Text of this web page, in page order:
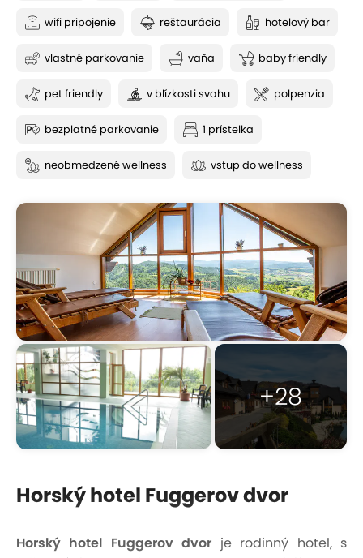
wifi pripojenie reštaurácia hotelový bar
vlastné parkovanie vaňa baby friendly
pet friendly v blízkosti svahu polpenzia
bezplatné parkovanie 1 prístelka
neobmedzené wellness vstup do wellness
+28
Horský hotel Fuggerov dvor
Horský hotel Fuggerov dvor je rodinný hotel, s